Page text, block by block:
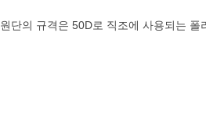
원단의 규격은 50D로 직조에 사용되는